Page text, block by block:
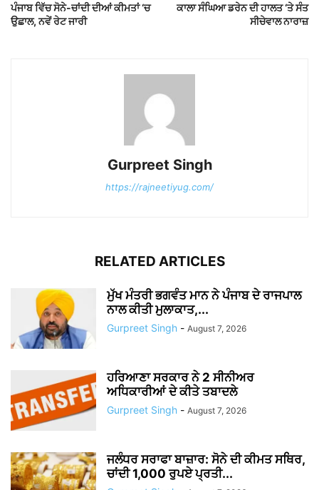
ਪੰਜਾਬ ਵਿੱਚ ਸੋਨੇ-ਚਾਂਦੀ ਦੀਆਂ ਕੀਮਤਾਂ ‘ਚ
ਉਛਾਲ, ਨਵੇਂ ਰੇਟ ਜਾਰੀ
ਕਾਲਾ ਸੰਘਿਆ ਡਰੇਨ ਦੀ ਹਾਲਤ ‘ਤੇ ਸੰਤ
ਸੀਚੇਵਾਲ ਨਾਰਾਜ਼
Gurpreet Singh
https://rajneetiyug.com/
RELATED ARTICLES
ਮੁੱਖ ਮੰਤਰੀ ਭਗਵੰਤ ਮਾਨ ਨੇ ਪੰਜਾਬ ਦੇ ਰਾਜਪਾਲ
ਨਾਲ ਕੀਤੀ ਮੁਲਾਕਾਤ,...
Gurpreet Singh - August 7, 2026
ਹਰਿਆਣਾ ਸਰਕਾਰ ਨੇ 2 ਸੀਨੀਅਰ
ਅਧਿਕਾਰੀਆਂ ਦੇ ਕੀਤੇ ਤਬਾਦਲੇ
Gurpreet Singh - August 7, 2026
ਜਲੰਧਰ ਸਰਾਫਾ ਬਾਜ਼ਾਰ: ਸੋਨੇ ਦੀ ਕੀਮਤ ਸਥਿਰ,
ਚਾਂਦੀ 1,000 ਰੁਪਏ ਪ੍ਰਤੀ...